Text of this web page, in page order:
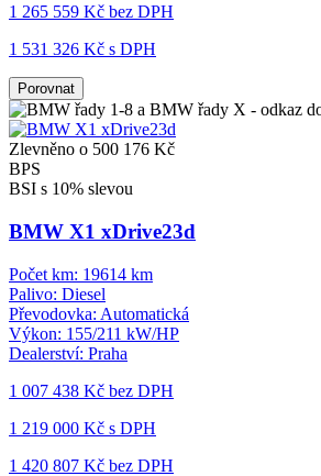
1 265 559 Kč bez DPH
1 531 326 Kč s DPH
Porovnat
Zlevněno o 500 176 Kč
BPS
BSI s 10% slevou
BMW X1 xDrive23d
Počet km: 19614 km
Palivo: Diesel
Převodovka: Automatická
Výkon: 155/211 kW/HP
Dealerství: Praha
1 007 438 Kč bez DPH
1 219 000 Kč s DPH
1 420 807 Kč bez DPH